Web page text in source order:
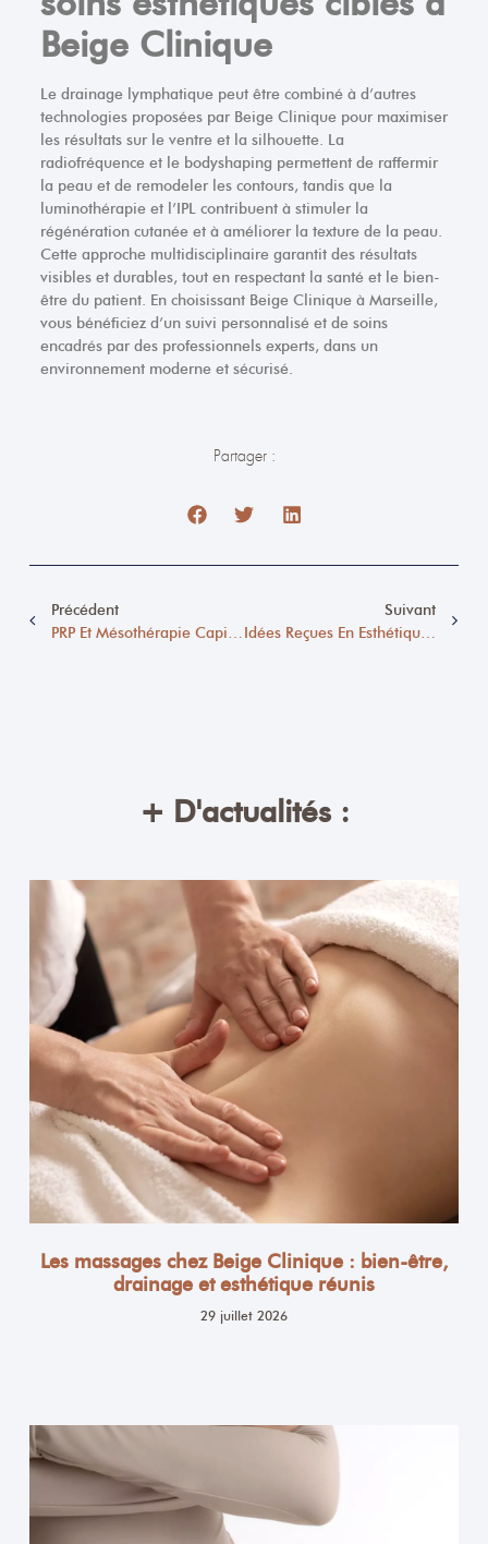
Beige Clinique
Le drainage lymphatique peut être combiné à d’autres
technologies proposées par Beige Clinique pour maximiser
les résultats sur le ventre et la silhouette. La
radiofréquence et le bodyshaping permettent de raffermir
la peau et de remodeler les contours, tandis que la
luminothérapie et l’IPL contribuent à stimuler la
régénération cutanée et à améliorer la texture de la peau.
Cette approche multidisciplinaire garantit des résultats
visibles et durables, tout en respectant la santé et le bien-
être du patient. En choisissant Beige Clinique à Marseille,
vous bénéficiez d’un suivi personnalisé et de soins
encadrés par des professionnels experts, dans un
environnement moderne et sécurisé.
Partager :
Précédent
PRP Et Mésothérapie Capillaire : La Solution Avancée Pour Stimuler La Repousse Des Cheveux
Suivant
Idées Reçues En Esthétique : La Vérité Sur La Médecine Esthétique Moderne
+ D'actualités :
Les massages chez Beige Clinique : bien-être,
drainage et esthétique réunis
29 juillet 2026